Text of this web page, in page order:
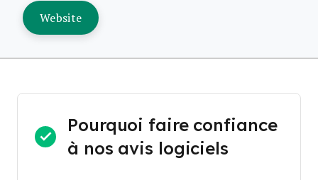
Website
Pourquoi faire confiance
à nos avis logiciels